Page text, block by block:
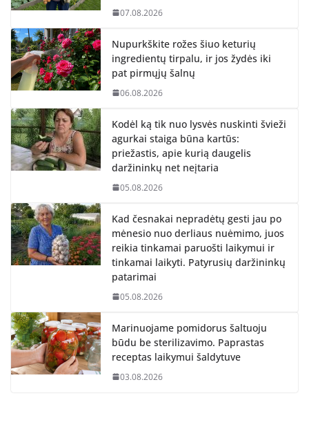
07.08.2026
Nupurkškite rožes šiuo keturių
ingredientų tirpalu, ir jos žydės iki
pat pirmųjų šalnų
06.08.2026
Kodėl ką tik nuo lysvės nuskinti švieži
agurkai staiga būna kartūs:
priežastis, apie kurią daugelis
daržininkų net neįtaria
05.08.2026
Kad česnakai nepradėtų gesti jau po
mėnesio nuo derliaus nuėmimo, juos
reikia tinkamai paruošti laikymui ir
tinkamai laikyti. Patyrusių daržininkų
patarimai
05.08.2026
Marinuojame pomidorus šaltuoju
būdu be sterilizavimo. Paprastas
receptas laikymui šaldytuve
03.08.2026